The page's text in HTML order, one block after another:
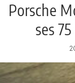
Porsche
ses